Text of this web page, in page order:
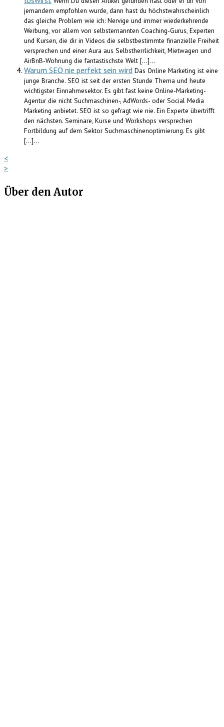
jemandem empfohlen wurde, dann hast du höchstwahrscheinlich
das gleiche Problem wie ich: Nervige und immer wiederkehrende
Werbung, vor allem von selbsternannten Coaching-Gurus, Experten
und Kursen, die dir in Videos die selbstbestimmte finanzielle Freiheit
versprechen und einer Aura aus Selbstherrlichkeit, Mietwagen und
AirBnB-Wohnung die fantastischste Welt […]...
Warum SEO nie perfekt sein wird Das Online Marketing ist eine
junge Branche. SEO ist seit der ersten Stunde Thema und heute
wichtigster Einnahmesektor. Es gibt fast keine Online-Marketing-
Agentur die nicht Suchmaschinen-, AdWords- oder Social Media
Marketing anbietet. SEO ist so gefragt wie nie. Ein Experte übertrifft
den nächsten. Seminare, Kurse und Workshops versprechen
Fortbildung auf dem Sektor Suchmaschinenoptimierung. Es gibt
[…]...
<
>
Über den Autor